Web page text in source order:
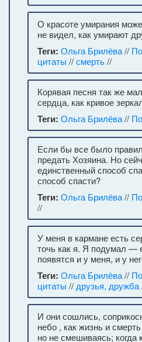
О красоте умирания
не видел, как умирают
Теги: Ольга Брилёва//
цитаты //смерть//
Корявая песня так же
сердца, как кривое
Теги: Ольга Брилёва//
Если бы все было
предать Хозяина. Но
единственный способ
способ спасти?
Теги: Ольга Брилёва//
//
У меня в кармане есть
точь как я. Я подумал —
появятся и у меня, и у
Теги: Ольга Брилёва//
цитаты // друзья, дружба
И они сошлись,
небо , как жизнь и
но не смешиваясь;